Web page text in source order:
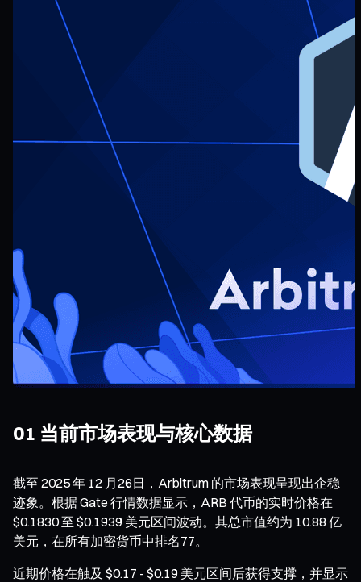
01 当前市场表现与核心数据
截至 2025 年 12 月26日，Arbitrum 的市场表现呈现出企稳
迹象。根据 Gate 行情数据显示，ARB 代币的实时价格在
$0.1830 至 $0.1939 美元区间波动。其总市值约为 10.88 亿
美元，在所有加密货币中排名77。
近期价格在触及 $0.17 - $0.19 美元区间后获得支撑，并显示